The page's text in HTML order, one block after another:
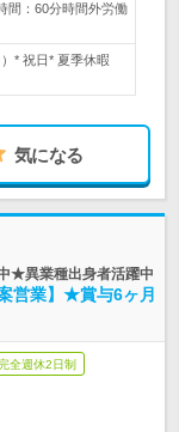
間：60分時間外労働
* 祝日* 夏季休暇
気になる
★異業種出身者活躍中
営業】★賞与6ヶ月
全週休2日制